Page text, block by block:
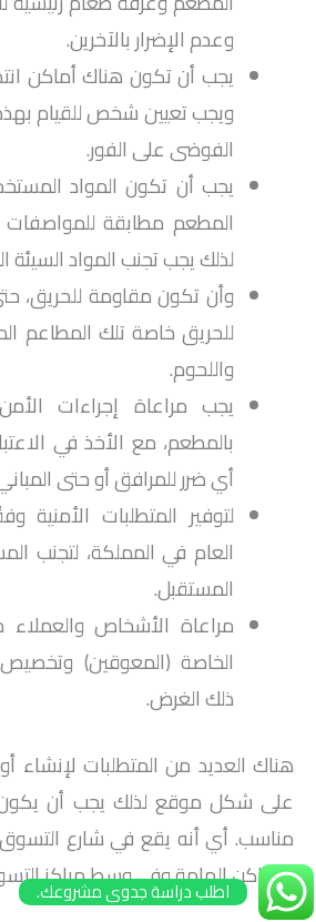
وعدم الإضرار بالآخرين.
يجب أن تكون هناك أماكن
ويجب تعيين شخص للقيام
الفوضى على الفور.
يجب أن تكون المواد
المطعم مطابقة للمواصفات
لذلك يجب تجنب المواد السيئة
وأن تكون مقاومة للحريق،
للحريق خاصة تلك المطاعم
واللحوم.
يجب مراعاة إجراءات
بالمطعم، مع الأخذ في
أي ضرر للمرافق أو حتى
لتوفير المتطلبات الأمنية
العام في المملكة، لتجنب
المستقبل.
مراعاة الأشخاص
الخاصة (المعوقين)
ذلك الغرض.
هناك العديد من المتطلبات
على شكل موقع لذلك يجب أن
مناسب. أي أنه يقع في شارع
الأماكن الهامة وفي وسط مراكز
اطلب دراسة جدوى مشروعك.